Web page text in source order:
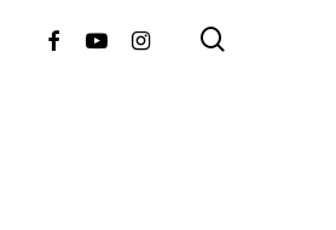
FacebookYoutubeInstagram